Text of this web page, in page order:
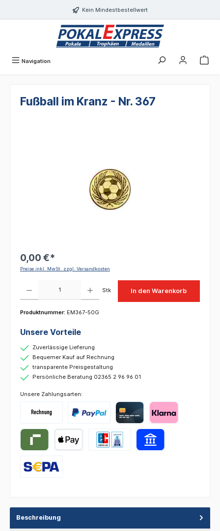
Kein Mindestbestellwert
Navigation
Fußball im Kranz - Nr. 367
0,00 €*
Preise inkl. MwSt. zzgl. Versandkosten
Stk In den Warenkorb
Produktnummer: EM367-50G
Unsere Vorteile
Zuverlässige Lieferung
Bequemer Kauf auf Rechnung
transparente Preisgestaltung
Persönliche Beratung 02365 2 96 96 01
Unsere Zahlungsarten:
Beschreibung